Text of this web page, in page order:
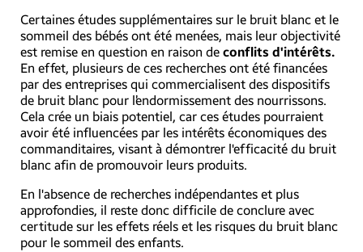
Certaines études supplémentaires sur le bruit blanc et le
sommeil des bébés ont été menées, mais leur objectivité
est remise en question en raison de conflits d'intérêts.
En effet, plusieurs de ces recherches ont été financées
par des entreprises qui commercialisent des dispositifs
de bruit blanc pour l’endormissement des nourrissons.
Cela crée un biais potentiel, car ces études pourraient
avoir été influencées par les intérêts économiques des
commanditaires, visant à démontrer l'efficacité du bruit
blanc afin de promouvoir leurs produits.
En l'absence de recherches indépendantes et plus
approfondies, il reste donc difficile de conclure avec
certitude sur les effets réels et les risques du bruit blanc
pour le sommeil des enfants.